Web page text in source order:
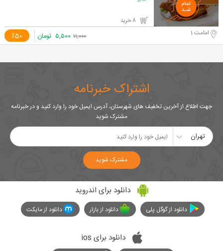
٪50 امامت 1 ۱۱,۰۰۰ ۵,۵۰۰ تومان
اشتراک خبرنامه
جهت اطلاع از آخرین تخفیف های شهرستان، آدرس ایمیل خود را وارد کنید و در خبرنامه
مشترک شوید
تهران
مشترک شوید
دانلود برای اندروید
دانلود از گوگل پلی دانلود از بازار دانلود از مایکت
دانلود برای ios